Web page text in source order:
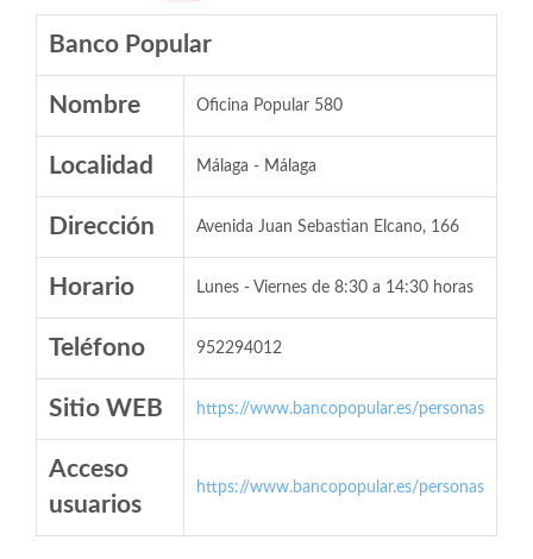
Banco Popular
Nombre Oficina Popular 580
Localidad Málaga - Málaga
Dirección Avenida Juan Sebastian Elcano, 166
Horario Lunes - Viernes de 8:30 a 14:30 horas
Teléfono 952294012
Sitio WEB https://www.bancopopular.es/personas
Acceso
usuarios
https://www.bancopopular.es/personas